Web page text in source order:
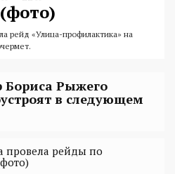
рейд «Улица-профилактика» на
Бориса Рыжего
в следующем
провела рейды по